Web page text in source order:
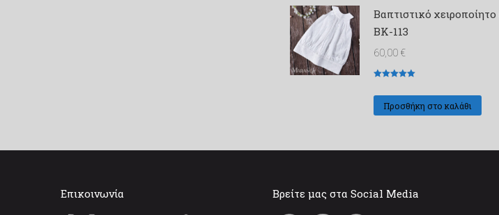
Βαπτιστικό
ΒΚ-113
60,00 €
με5από 5
Προσθήκη στο καλάθι
Επικοινωνία Βρείτε μας στα Social Media